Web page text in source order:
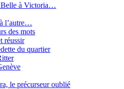
Belle à Victoria…
l’autre…
des mots
réussir
du quartier
le précurseur oublié